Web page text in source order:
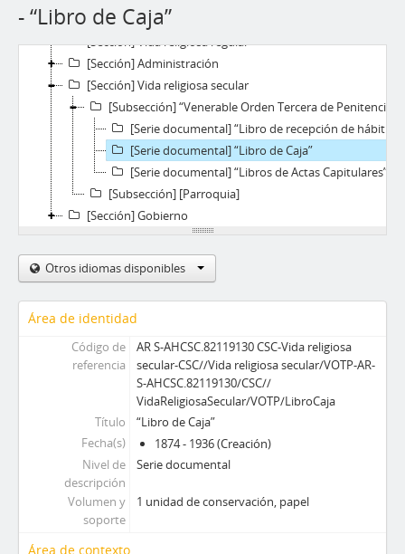
- “Libro de Caja”
[Sección] Educación
[Sección] Vida religiosa regular
[Sección] Administración
[Sección] Vida religiosa secular
[Subsección] “Venerable Orden Tercera de Penitencia”
[Serie documental] “Libro de recepción de hábitos, vesticiones y profesiones”
[Serie documental] “Libro de Caja”
[Serie documental] “Libros de Actas Capitulares”
[Subsección] [Parroquia]
[Sección] Gobierno
Otros idiomas disponibles
Área de identidad
Código de
referencia
AR S-AHCSC.82119130 CSC-Vida religiosa
secular-CSC//Vida religiosa secular/VOTP-AR-
S-AHCSC.82119130/CSC//
VidaReligiosaSecular/VOTP/LibroCaja
Título
“Libro de Caja”
Fecha(s)
1874 - 1936 (Creación)
Nivel de
descripción
Serie documental
Volumen y
soporte
1 unidad de conservación, papel
Área de contexto